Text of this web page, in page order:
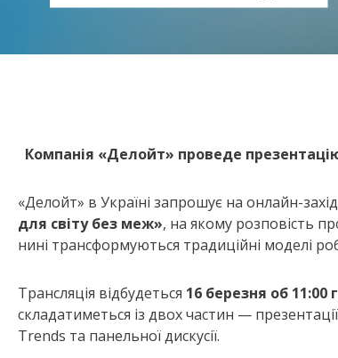
Компанія «Делойт» проведе
«Делойт» в Україні запрошує на онлайн-захід
для світу без меж», на якому розповість
нині трансформуються традиційні моделі
Трансляція відбудеться 16 березня об 11:00
складатиметься із двох частин —
Trends та панельної дискусії.